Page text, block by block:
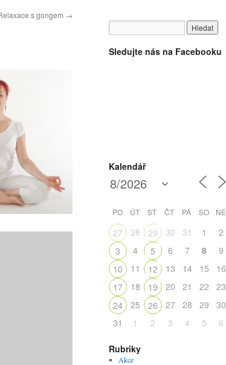
s gongem →
Sledujte nás na Facebooku
Kalendář
PO ÚT ST ČT PÁ SO NE
27 28 29 30 31 1
2
3
4 5 6 7 8
9
10
11 12 13 14 15
16
17
18 19 20 21 22
23
24
25 26 27 28 29
30
31
1 2 3 4 5 6
Rubriky
Akce